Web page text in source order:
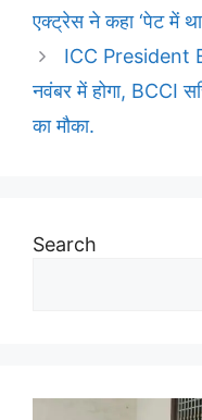
एक्ट्रेस ने कहा ‘पेट में
ICC President
नवंबर में होगा, BCCI
का मौका.
Search